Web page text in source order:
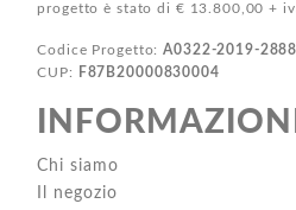
progetto è stato di € 13.800,00 +
Codice Progetto:A0322-2019-
CUP:
F87B20000830004
INFORMAZIONI
Chi siamo
Il negozio